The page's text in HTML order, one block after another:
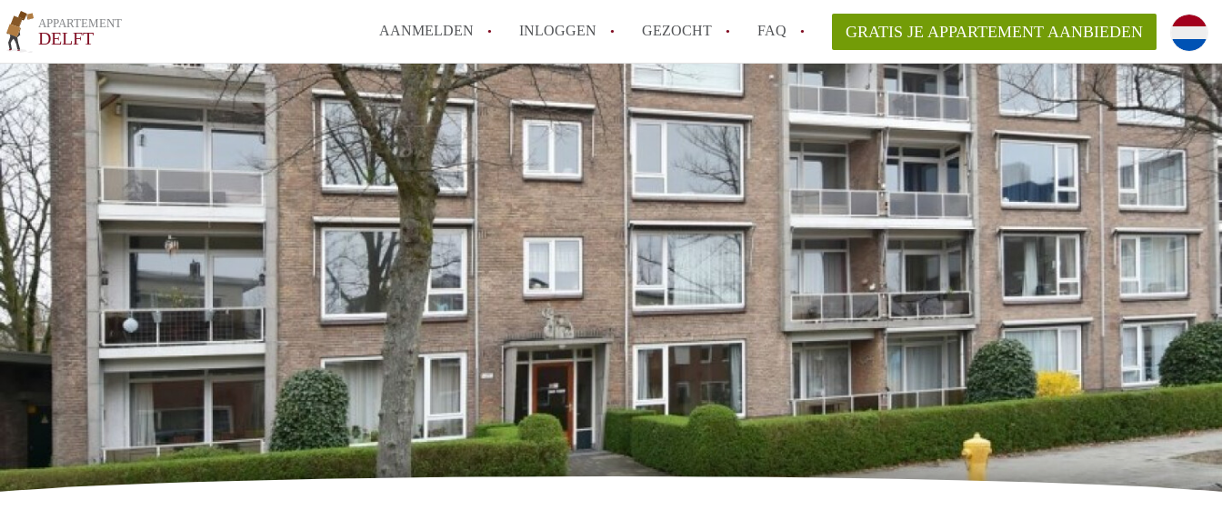
APPARTEMENT
DELFT AANMELDEN INLOGGEN GEZOCHT FAQ
How to translate AppartementDelft!
Wat is AppartementDelft?
Hoeveel kost het om te reageren op een Appartement in Delft?
Wat is de privacyverklaring van AppartementDelft?
Berekent AppartementDelft makelaarsvergoeding/bemiddelingsvergoeding?
Alle veelgestelde vragen
GRATIS JE APPARTEMENT AANBIEDEN